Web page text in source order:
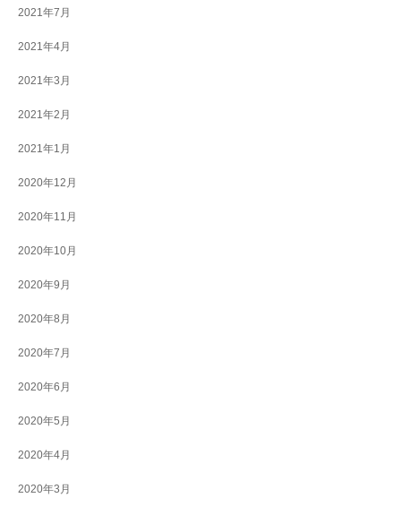
2021年7月
2021年4月
2021年3月
2021年2月
2021年1月
2020年12月
2020年11月
2020年10月
2020年9月
2020年8月
2020年7月
2020年6月
2020年5月
2020年4月
2020年3月